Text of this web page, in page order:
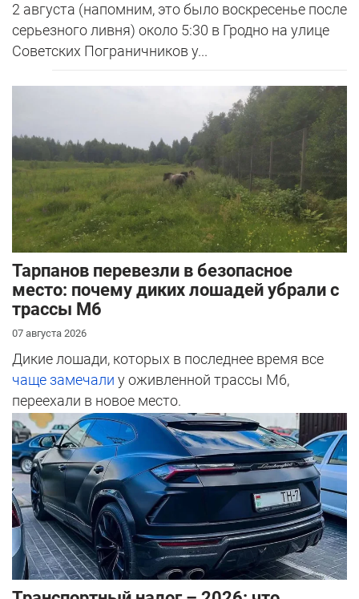
2 августа (напомним, это было воскресенье после
серьезного ливня) около 5:30 в Гродно на улице
Советских Пограничников у...
Тарпанов перевезли в безопасное
место: почему диких лошадей убрали с
трассы М6
07 августа 2026
Дикие лошади, которых в последнее время все
чаще замечали у оживленной трассы М6,
переехали в новое место.